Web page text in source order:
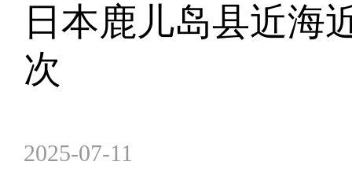
日本鹿儿岛县近海
次
2025-07-11